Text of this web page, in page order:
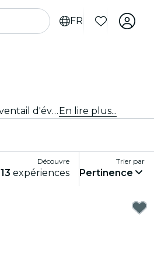
FR
Des lieux intimistes aux salles de concert les plus emblématiques de la ville, Utrecht vit au rythme de la musique et propose un large éventail d'événements pour tous les goûts et tous les styles.En lire plus...
Découvre
13 expériences
Trier par
Pertinence